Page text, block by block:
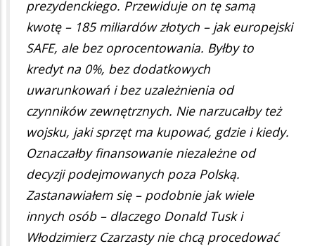
prezydenckiego. Przewiduje on tę samą
kwotę – 185 miliardów złotych – jak europejski
SAFE, ale bez oprocentowania. Byłby to
kredyt na 0%, bez dodatkowych
uwarunkowań i bez uzależnienia od
czynników zewnętrznych. Nie narzucałby też
wojsku, jaki sprzęt ma kupować, gdzie i kiedy.
Oznaczałby finansowanie niezależne od
decyzji podejmowanych poza Polską.
Zastanawiałem się – podobnie jak wiele
innych osób – dlaczego Donald Tusk i
Włodzimierz Czarzasty nie chcą procedować